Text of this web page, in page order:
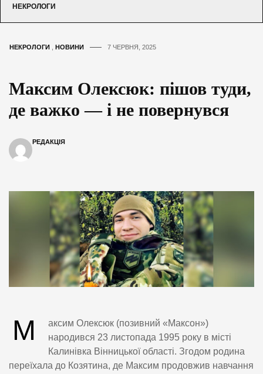
НЕКРОЛОГИ
НЕКРОЛОГИ НОВИНИ 7 ЧЕРВНЯ, 2025
Максим Олексюк: пішов туди,
де важко — і не повернувся
РЕДАКЦІЯ
М
аксим Олексюк (позивний «Максон»)
народився 23 листопада 1995 року в місті
Калинівка Вінницької області. Згодом родина
переїхала до Козятина, де Максим продовжив навчання